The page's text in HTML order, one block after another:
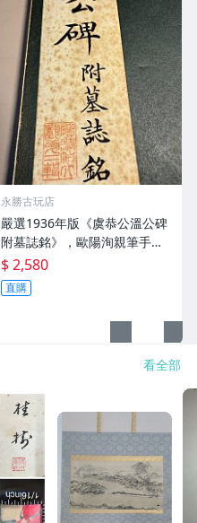
永勝古玩店
嚴選1936年版《虞恭公溫公碑
附墓誌銘》，歐陽洵親筆手
跡，典藏歷史與書法珍品 唐史
研究 碑刻藝術 田中和市版
$ 2,580
直購
看全部